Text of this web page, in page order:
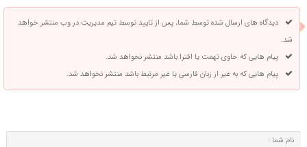
دیدگاه های ارسال شده توسط شما، پس از تایید توسط تیم مدیریت در وب منتشر خواهد
شد.
پیام هایی که حاوی تهمت یا افترا باشد منتشر نخواهد شد.
پیام هایی که به غیر از زبان فارسی یا غیر مرتبط باشد منتشر نخواهد شد.